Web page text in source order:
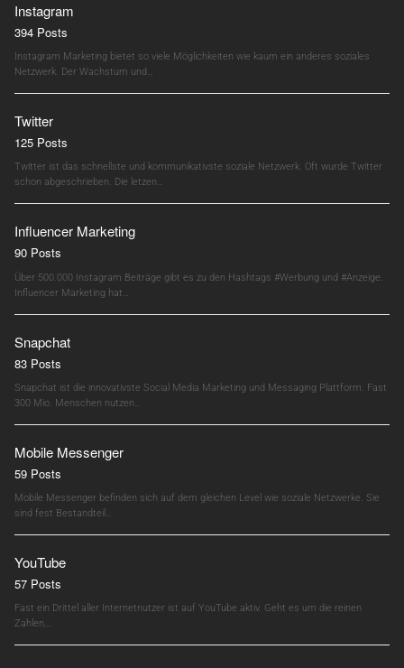
Instagram
394 Posts
Instagram Marketing bietet so viele Möglichkeiten wie kaum ein anderes soziales
Netzwerk. Der Wachstum und…
Twitter
125 Posts
Twitter ist das schnellste und kommunikativste soziale Netzwerk. Oft wurde Twitter
schon abgeschrieben. Die letzen…
Influencer Marketing
90 Posts
Über 500.000 Instagram Beiträge gibt es zu den Hashtags #Werbung und #Anzeige.
Influencer Marketing hat…
Snapchat
83 Posts
Snapchat ist die innovativste Social Media Marketing und Messaging Plattform. Fast
300 Mio. Menschen nutzen…
Mobile Messenger
59 Posts
Mobile Messenger befinden sich auf dem gleichen Level wie soziale Netzwerke. Sie
sind fest Bestandteil…
YouTube
57 Posts
Fast ein Drittel aller Internetnutzer ist auf YouTube aktiv. Geht es um die reinen
Zahlen,…